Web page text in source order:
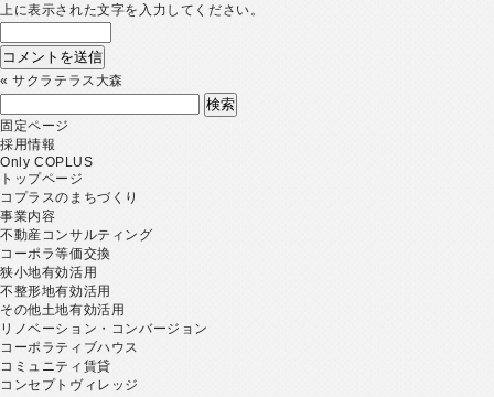
上に表示された文字を入力してください。
«サクラテラス大森
索:
固定ページ
採用情報
Only COPLUS
トップページ
コプラスのまちづくり
事業内容
不動産コンサルティング
コーポラ等価交換
狭小地有効活用
不整形地有効活用
その他土地有効活用
リノベーション・コンバージョン
コーポラティブハウス
コミュニティ賃貸
コンセプトヴィレッジ